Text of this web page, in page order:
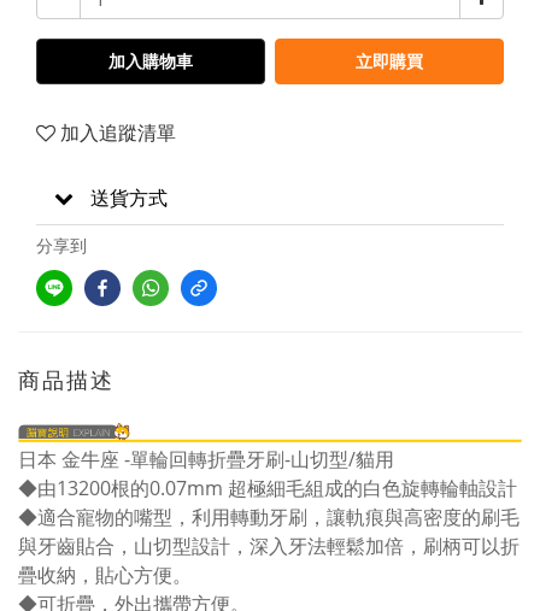
加入購物車 立即購買
加入追蹤清單
送貨方式
分享到
商品描述
日本 金牛座 -單輪回轉折疊牙刷-山切型/貓用
◆由13200根的0.07mm 超極細毛組成的白色旋轉輪軸設計
◆適合寵物的嘴型，利用轉動牙刷，讓軌痕與高密度的刷毛
與牙齒貼合，山切型設計，深入牙法輕鬆加倍，刷柄可以折
疊收納，貼心方便。
◆可折疊，外出攜帶方便。